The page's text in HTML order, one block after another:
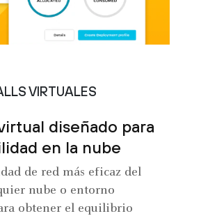
VIRTUALES
diseñado para
en la nube
de red más eficaz del
nube o entorno
obtener el equilibrio